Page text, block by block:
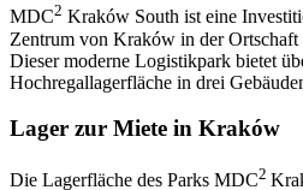
MDC2 Kraków South ist eine
Zentrum von Kraków in der
Dieser moderne Logistikpark bietet
Hochregallagerfläche in drei
Lager zur Miete in Kraków
Die Lagerfläche des Parks MDC2